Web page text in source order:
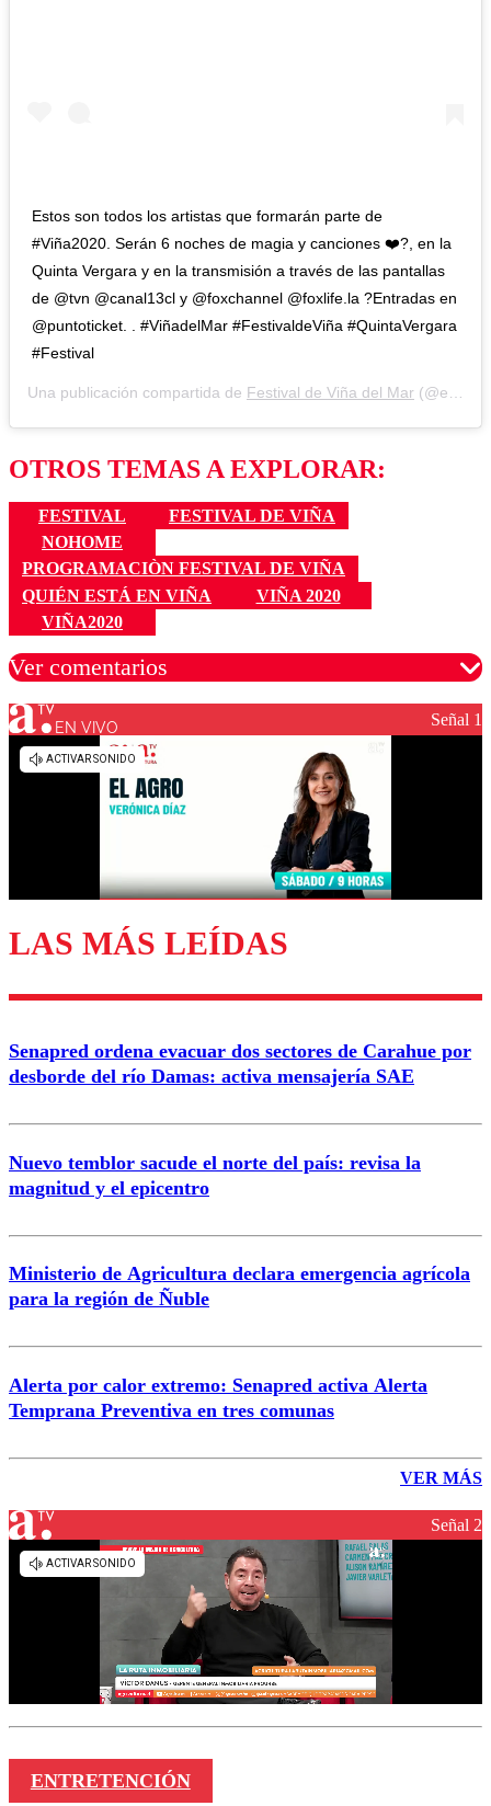
Estos son todos los artistas que formarán parte de
#Viña2020. Serán 6 noches de magia y canciones ❤️?, en la
Quinta Vergara y en la transmisión a través de las pantallas
de @tvn @canal13cl y @foxchannel @foxlife.la ?Entradas en
@puntoticket. . #ViñadelMar #FestivaldeViña #QuintaVergara
#Festival
Una publicación compartida de Festival de Viña del Mar (@elfestivaldevina) el
OTROS TEMAS A EXPLORAR:
FESTIVAL
FESTIVAL DE VIÑA
NOHOME
PROGRAMACIÒN FESTIVAL DE VIÑA
QUIÉN ESTÁ EN VIÑA
VIÑA 2020
VIÑA2020
Ver comentarios
Los comentarios son moderados para garantizar un
diálogo respetuoso.
Enviar comentario
EN VIVO Señal 1
LAS MÁS LEÍDAS
Senapred ordena evacuar dos sectores de Carahue por
desborde del río Damas: activa mensajería SAE
Nuevo temblor sacude el norte del país: revisa la
magnitud y el epicentro
Ministerio de Agricultura declara emergencia agrícola
para la región de Ñuble
Alerta por calor extremo: Senapred activa Alerta
Temprana Preventiva en tres comunas
VER MÁS
Señal 2
ENTRETENCIÓN